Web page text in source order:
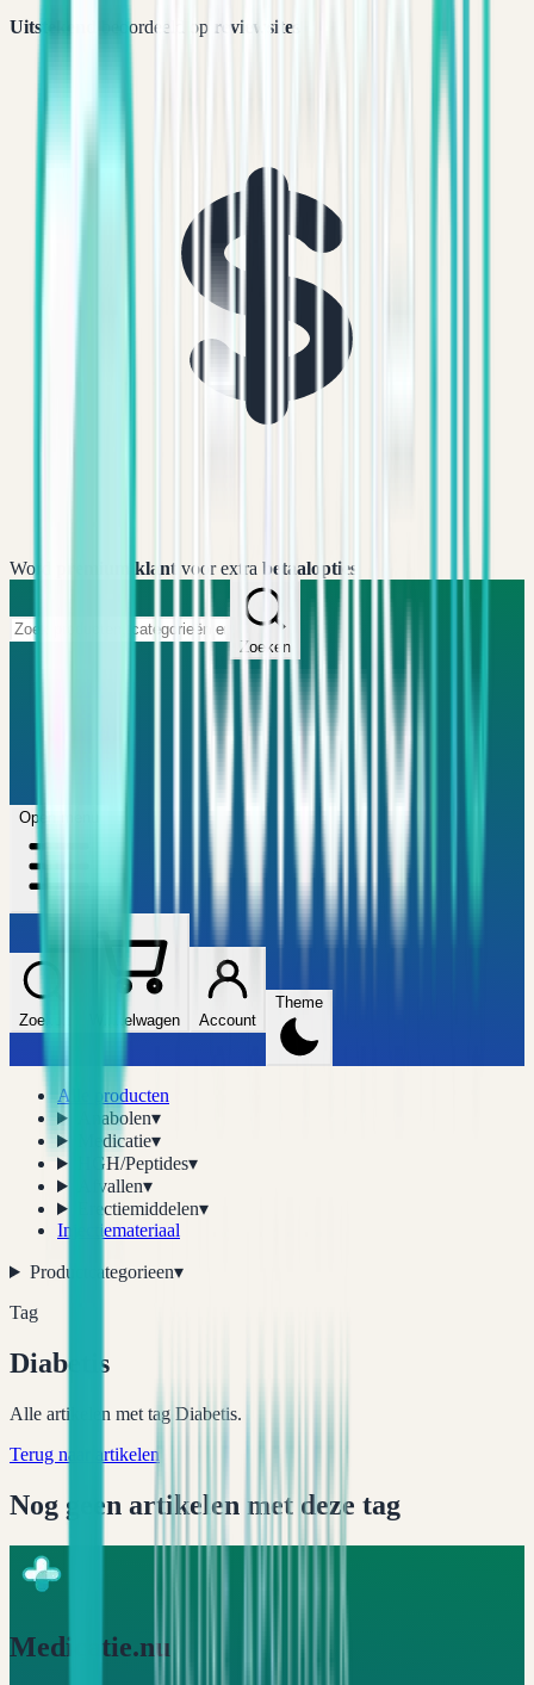
Uitstekend beoordeeld op reviewsites
Word premium klant voor extra betaalopties
Zoeken
Open menu
Zoeken Winkelwagen Account
Theme
Alle producten
Anabolen▾
Medicatie▾
HGH/Peptides▾
Afvallen▾
Erectiemiddelen▾
Injectiemateriaal
Productcategorieen▾
Tag
Diabetis
Alle artikelen met tag Diabetis.
Terug naar artikelen
Nog geen artikelen met deze tag
Medicatie.nu